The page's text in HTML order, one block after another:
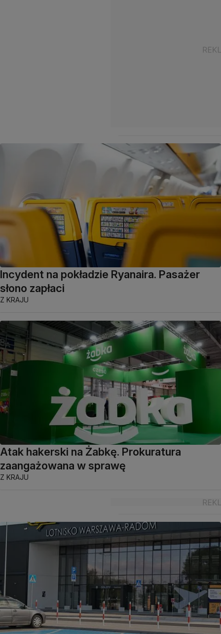
Incydent na pokładzie Ryanaira. Pasażer
słono zapłaci
Z KRAJU
Atak hakerski na Żabkę. Prokuratura
zaangażowana w sprawę
Z KRAJU